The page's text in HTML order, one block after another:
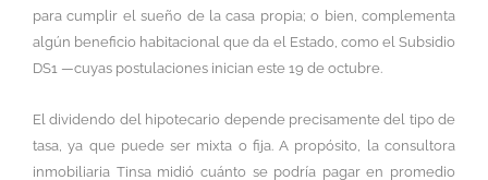
para cumplir el sueño de la casa propia; o bien, complementa
algún beneficio habitacional que da el Estado, como el Subsidio
DS1 —cuyas postulaciones inician este 19 de octubre.
El dividendo del hipotecario depende precisamente del tipo de
tasa, ya que puede ser mixta o fija. A propósito, la consultora
inmobiliaria Tinsa midió cuánto se podría pagar en promedio